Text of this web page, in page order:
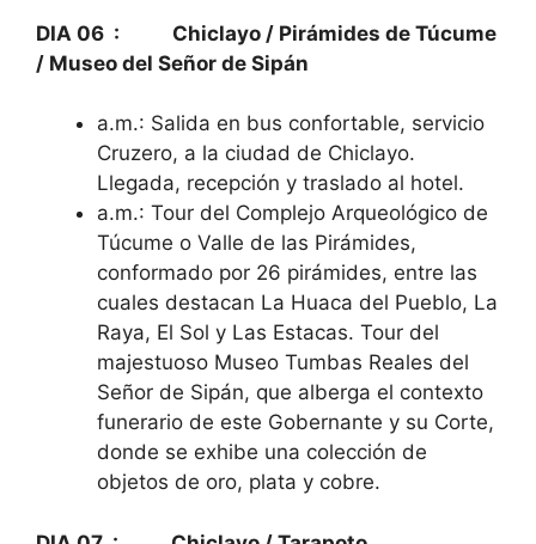
DIA 06 : Chiclayo / Pirámides de Túcume
/ Museo del Señor de Sipán
a.m.: Salida en bus confortable, servicio
Cruzero, a la ciudad de Chiclayo.
Llegada, recepción y traslado al hotel.
a.m.: Tour del Complejo Arqueológico de
Túcume o Valle de las Pirámides,
conformado por 26 pirámides, entre las
cuales destacan La Huaca del Pueblo, La
Raya, El Sol y Las Estacas. Tour del
majestuoso Museo Tumbas Reales del
Señor de Sipán, que alberga el contexto
funerario de este Gobernante y su Corte,
donde se exhibe una colección de
objetos de oro, plata y cobre.